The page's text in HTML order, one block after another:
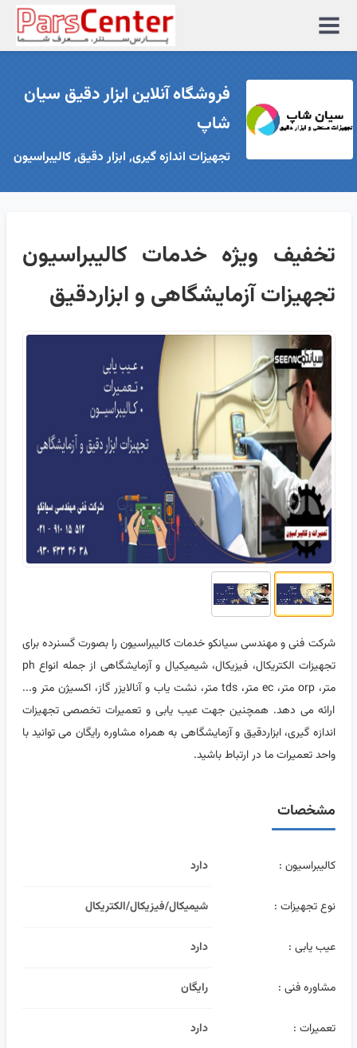
منوی
سایت
فروشگاه آنلاین ابزار دقیق سیان
شاپ
تجهیزات اندازه گیری, ابزار دقیق, کالیبراسیون
تخفیف ویژه خدمات کالیبراسیون
تجهیزات آزمایشگاهی و ابزاردقیق
شرکت فنی و مهندسی سیانکو خدمات کالیبراسیون را بصورت گسنرده برای
تجهیزات الکتریکال، فیزیکال، شیمیکیال و آزمایشگاهی از جمله انواع ph
متر، orp متر، ec متر، tds متر، نشت یاب و آنالایزر گاز، اکسیژن متر و...
ارائه می دهد. همچنین جهت عیب یابی و تعمیرات تخصصی تجهیزات
اندازه گیری، ابزاردقیق و آزمایشگاهی به همراه مشاوره رایگان می توانید با
واحد تعمیرات ما در ارتباط باشید.
مشخصات
کالیبراسیون : دارد
نوع تجهیزات : شیمیکال/فیزیکال/الکتریکال
عیب یابی : دارد
مشاوره فنی : رایگان
تعمیرات : دارد